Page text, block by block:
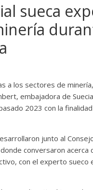
sueca
a los sectores de
embajadora de
2023 con la
junto al
conversaron acerca
con el experto sueco